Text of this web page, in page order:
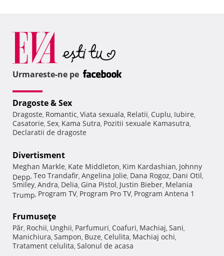
Urmareste-ne pe
Dragoste & Sex
Dragoste, Romantic, Viata sexuala, Relatii, Cuplu, Iubire,
Casatorie, Sex, Kama Sutra, Pozitii sexuale Kamasutra,
Declaratii de dragoste
Divertisment
Meghan Markle, Kate Middleton, Kim Kardashian, Johnny
Depp, Teo Trandafir, Angelina Jolie, Dana Rogoz, Dani Otil,
Smiley, Andra, Delia, Gina Pistol, Justin Bieber, Melania
Trump, Program TV, Program Pro TV, Program Antena 1
Frumuseţe
Păr, Rochii, Unghii, Parfumuri, Coafuri, Machiaj, Sani,
Manichiura, Sampon, Buze, Celulita, Machiaj ochi,
Tratament celulita, Salonul de acasa